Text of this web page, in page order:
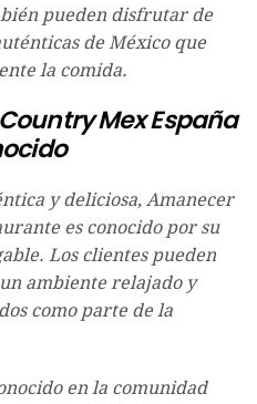
pueden disfrutar de
de México que
la comida.
Mex España
y deliciosa, Amanecer
es conocido por su
Los clientes pueden
ambiente relajado y
como parte de la
en la comunidad